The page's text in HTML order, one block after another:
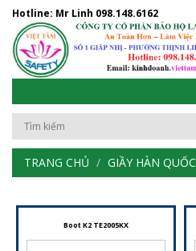
Hotline: Mr Linh 098.148.6162
TRANG CHỦ GIẦY HÀN QUỐC
Boot K2 TE2005KX